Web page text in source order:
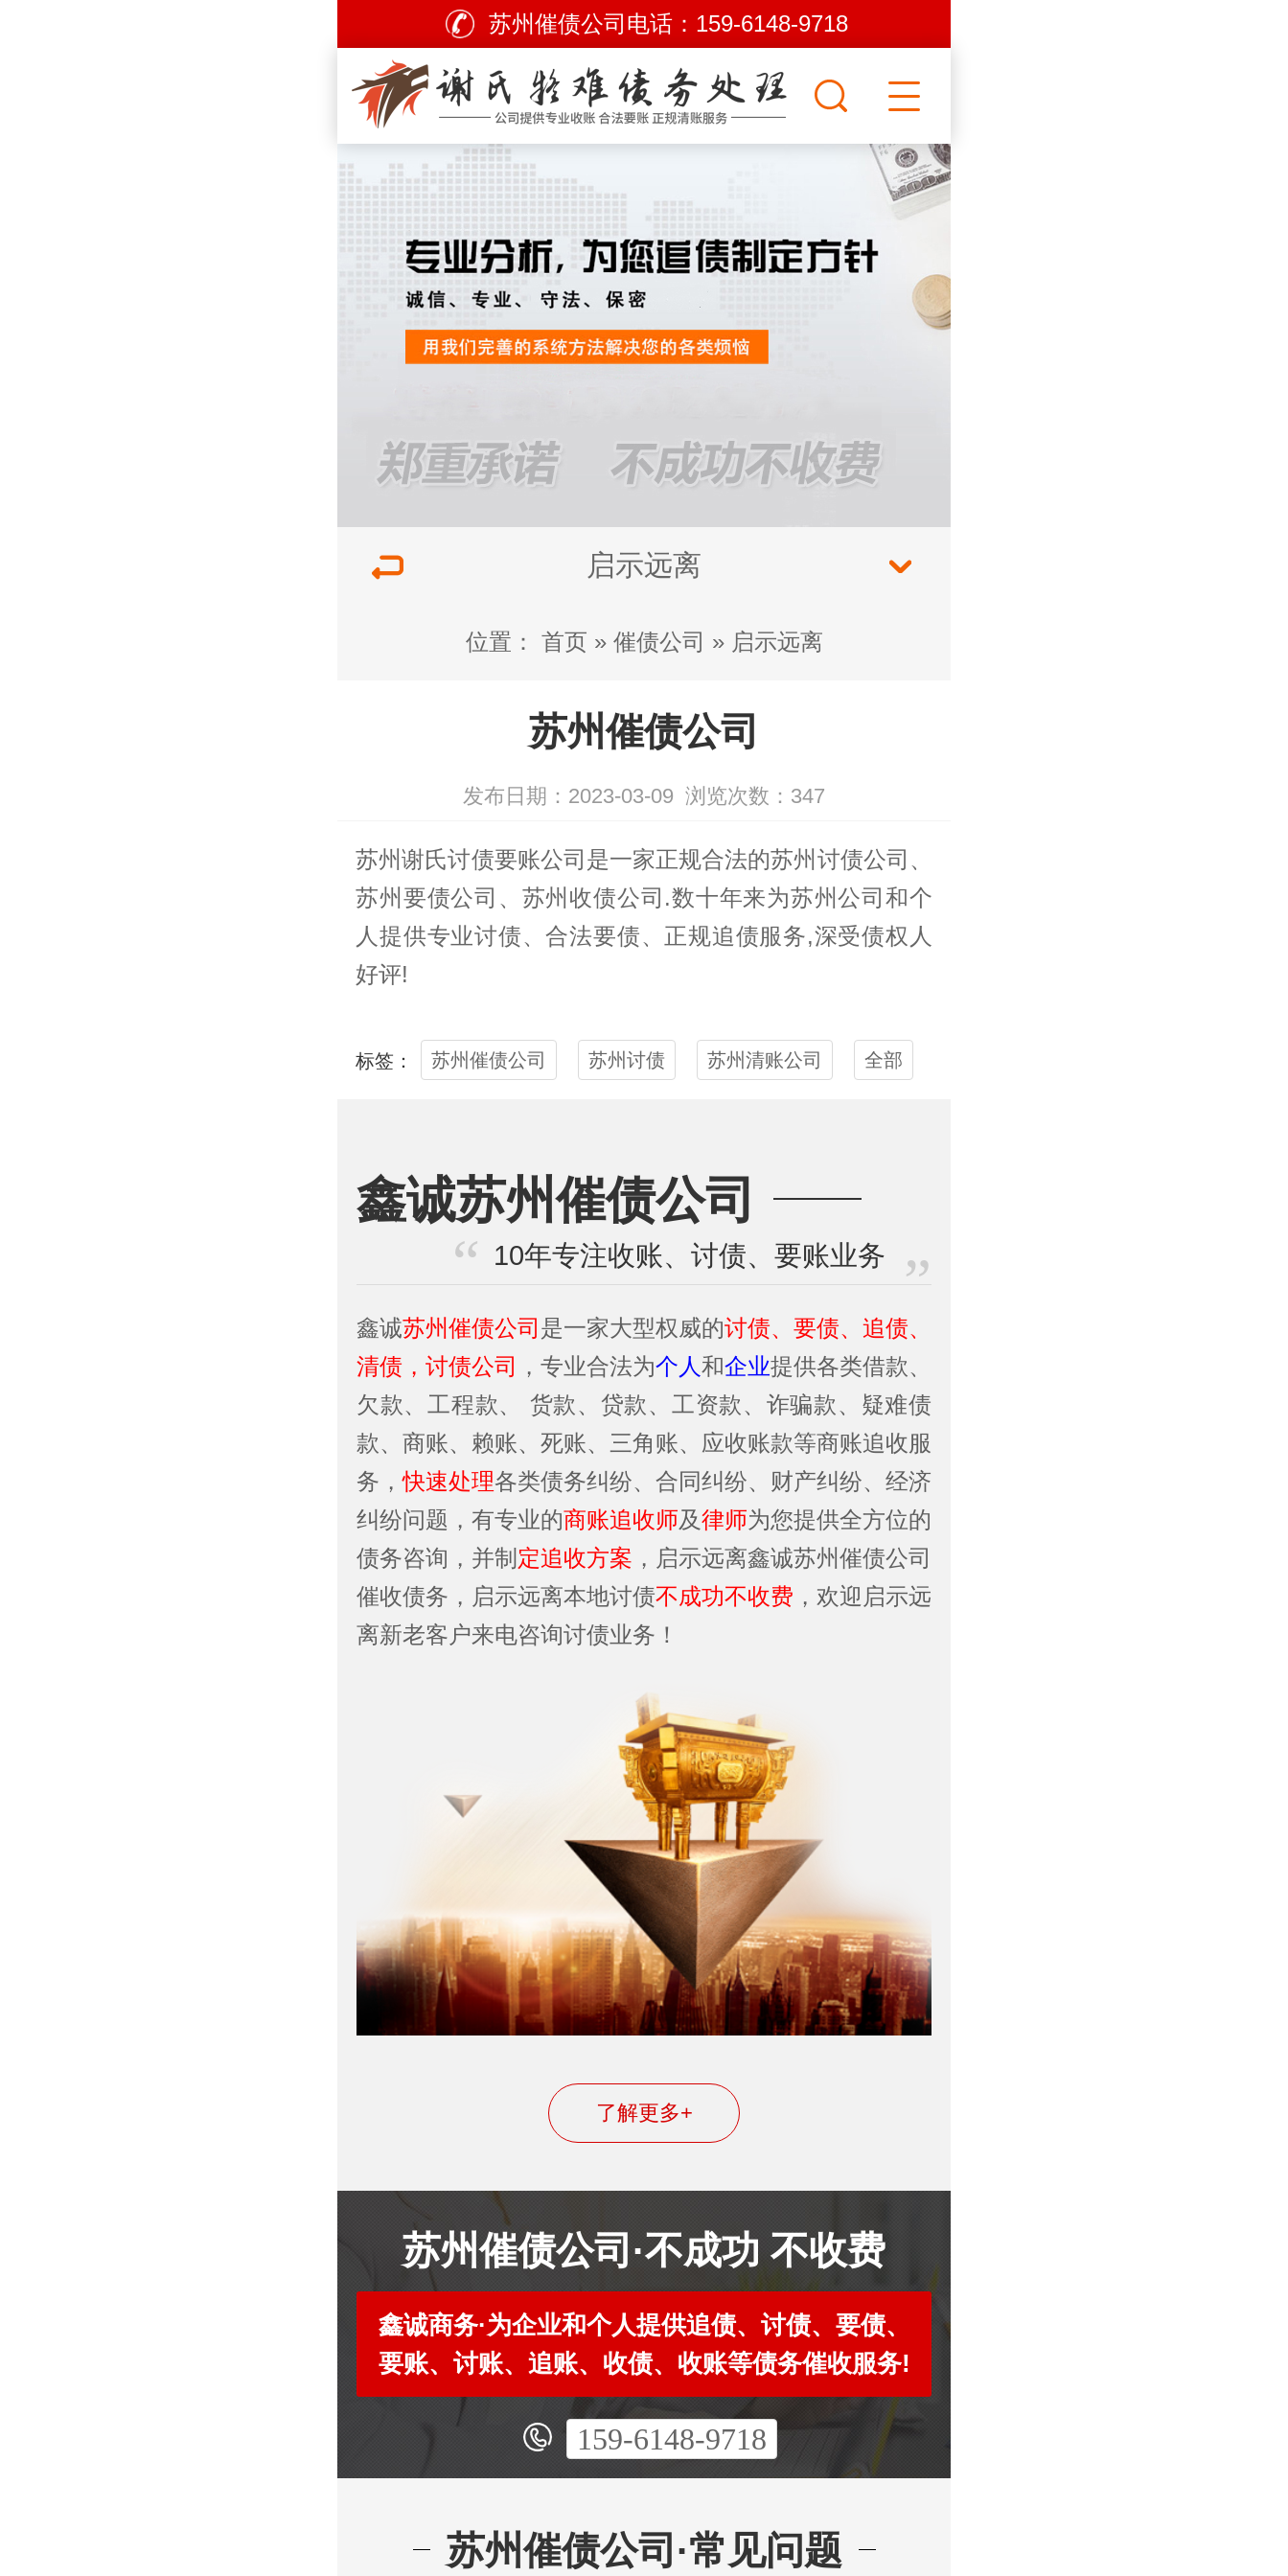
苏州催债公司电话： 159-6148-9718
启示远离
位置： 首页 » 催债公司 » 启示远离
苏州催债公司
发布日期：2023-03-09 浏览次数： 347
苏州谢氏讨债要账公司是一家正规合法的苏州讨债公司 、
苏州 要债公司、苏州收债公司.数十年来为苏州公司和个
人提供专业讨债、合法要债、正规追债服务,深受债权人
好评!
标签： 苏州催债公司 苏州讨债 苏州清账公司 全部
鑫诚苏州催债公司
10年专注收账、讨债、要账业务
鑫诚苏州催债公司 是一家大型权威的讨债、要债、追债、
清债，讨债公司 ，专业合法为个人和企业提供各类借款、
欠款、工程款、 货款、贷款、工资款、诈骗款、疑难债
款、商账、赖账、死账、三角账、应收账款等商账追收服
务，快速处理各类债务纠纷、合同纠纷、财产纠纷、经济
纠纷问题，有专业的商账追收师及律师为您提供全方位的
债务咨询，并制 定追收方案 ，启示远离鑫诚苏州催债公司
催收债务，启示远离本地讨债不成功不收费 ，欢迎启示远
离新老客户来电咨询讨债业务！
了解更多+
苏州催债公司·不成功 不收费
鑫诚商务·为企业和个人提供追债、讨债、要债、
要账、讨账、追账、收债、收账等债务催收服务!
159-6148-9718
苏州催债公司·常见问题